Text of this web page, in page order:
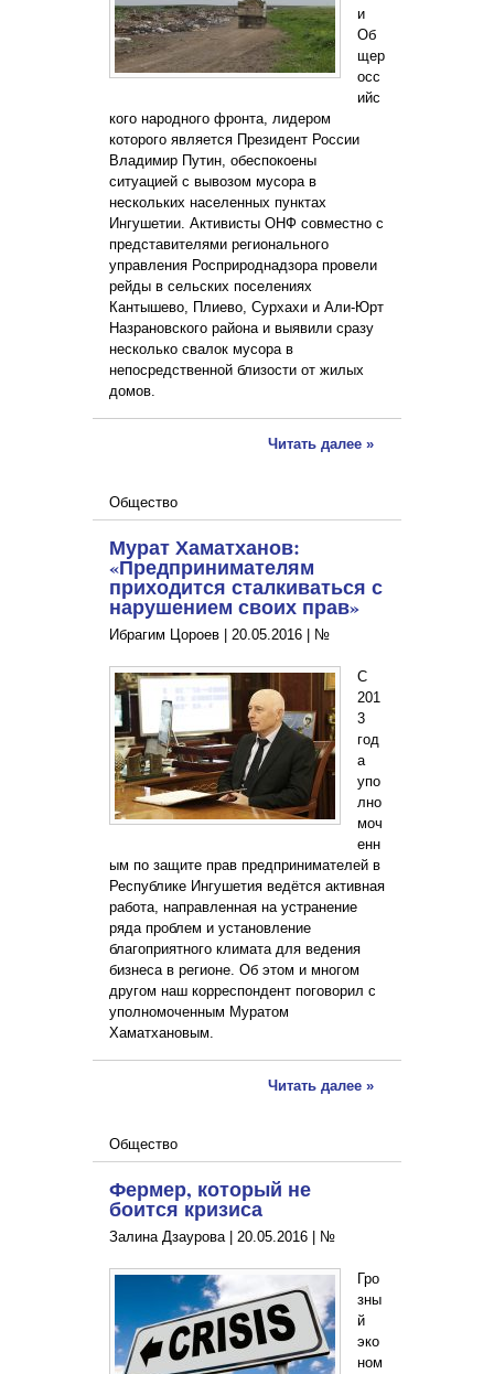
и
Об
щер
осс
ийс
кого народного фронта, лидером
которого является Президент России
Владимир Путин, обеспокоены
ситуацией с вывозом мусора в
нескольких населенных пунктах
Ингушетии. Активисты ОНФ совместно с
представителями регионального
управления Росприроднадзора провели
рейды в сельских поселениях
Кантышево, Плиево, Сурхахи и Али-Юрт
Назрановского района и выявили сразу
несколько свалок мусора в
непосредственной близости от жилых
домов.
Читать далее »
Общество
Мурат Хаматханов:
«Предпринимателям
приходится сталкиваться с
нарушением своих прав»
Ибрагим Цороев | 20.05.2016 №
С
201
3
год
а
упо
лно
моч
енн
ым по защите прав предпринимателей в
Республике Ингушетия ведётся активная
работа, направленная на устранение
ряда проблем и установление
благоприятного климата для ведения
бизнеса в регионе. Об этом и многом
другом наш корреспондент поговорил с
уполномоченным Муратом
Хаматхановым.
Читать далее »
Общество
Фермер, который не
боится кризиса
Залина Дзаурова | 20.05.2016 №
Гро
зны
й
эко
ном